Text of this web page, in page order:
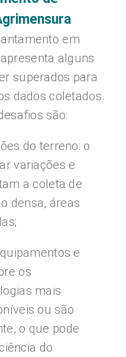
em
alguns
superados para
dados coletados.
são:
do terreno: o
variações e
a coleta de
densa, áreas
e
os
mais
ou são
o que pode
do